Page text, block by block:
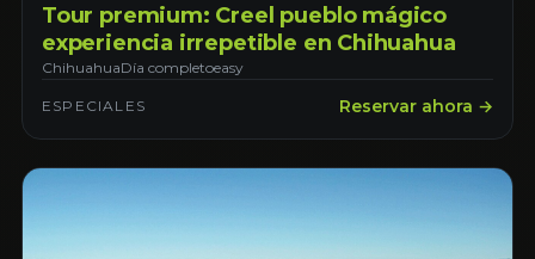
Tour premium: Creel pueblo mágico
experiencia irrepetible en Chihuahua
ChihuahuaDía completoeasy
ESPECIALES Reservar ahora →